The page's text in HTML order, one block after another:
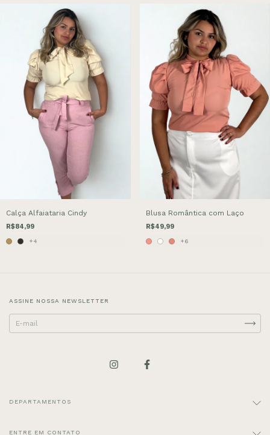
Calça Alfaiataria Cindy
R$84,99
+4
Blusa Romântica com Laço
R$49,99
+6
ASSINE NOSSA NEWSLETTER
DEPARTAMENTOS
ENTRE EM CONTATO